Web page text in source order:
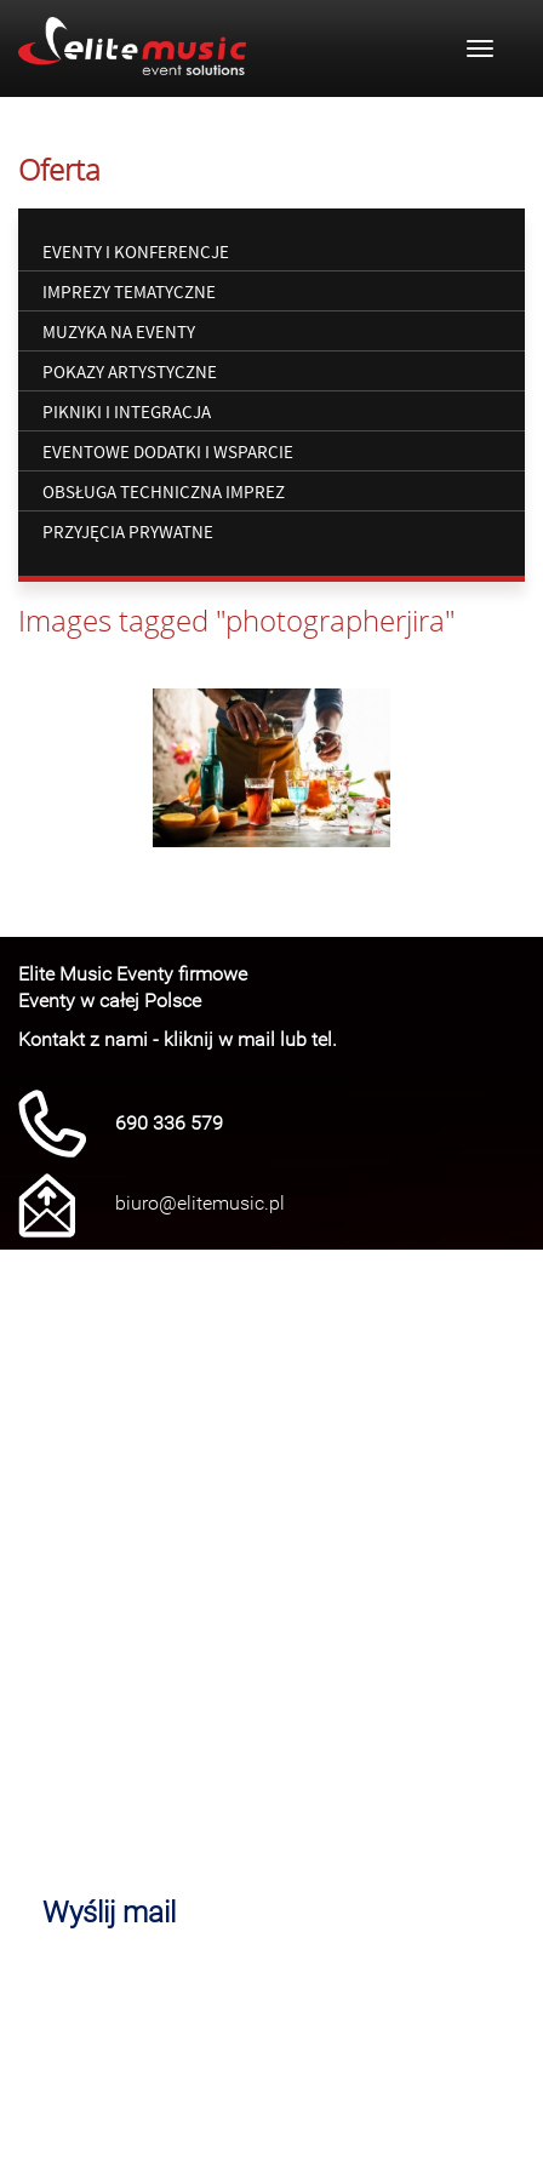
Oferta
EVENTY I KONFERENCJE
IMPREZY TEMATYCZNE
MUZYKA NA EVENTY
POKAZY ARTYSTYCZNE
PIKNIKI I INTEGRACJA
EVENTOWE DODATKI I WSPARCIE
OBSŁUGA TECHNICZNA IMPREZ
PRZYJĘCIA PRYWATNE
Images tagged "photographerjira"
Elite Music Eventy firmowe
Eventy w całej Polsce
Kontakt z nami - kliknij w mail lub tel.
690 336 579
biuro@elitemusic.pl
Wyślij mail